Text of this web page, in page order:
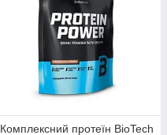
Комплексний протеїн BioTech